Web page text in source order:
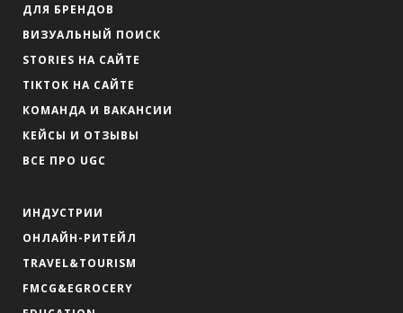
ДЛЯ БРЕНДОВ
ВИЗУАЛЬНЫЙ ПОИСК
STORIES НА САЙТЕ
TIKTOK НА САЙТЕ
КОМАНДА И ВАКАНСИИ
КЕЙСЫ И ОТЗЫВЫ
ВСЕ ПРО UGC
ИНДУСТРИИ
ОНЛАЙН-РИТЕЙЛ
TRAVEL&TOURISM
FMCG&EGROCERY